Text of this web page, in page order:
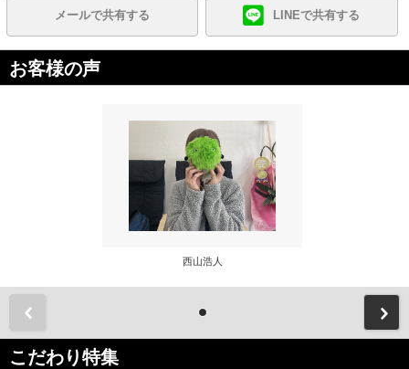
メールで共有する LINEで共有する
お客様の声
西山浩人
こだわり特集